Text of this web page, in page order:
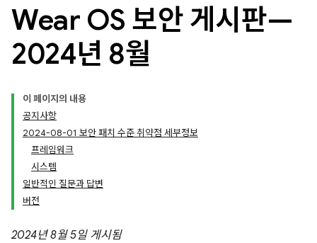
Wear OS 보안 게시판—
2024년 8월
이 페이지의 내용
공지사항
2024-08-01 보안 패치 수준 취약점 세부정보
프레임워크
시스템
일반적인 질문과 답변
버전
2024년 8월 5일 게시됨